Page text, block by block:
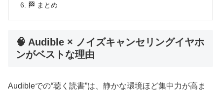
🏁 まとめ
🧠 Audible × ノイズキャンセリングイヤホ
ンがベストな理由
Audibleでの“聴く読書”は、静かな環境ほど集中力が高ま